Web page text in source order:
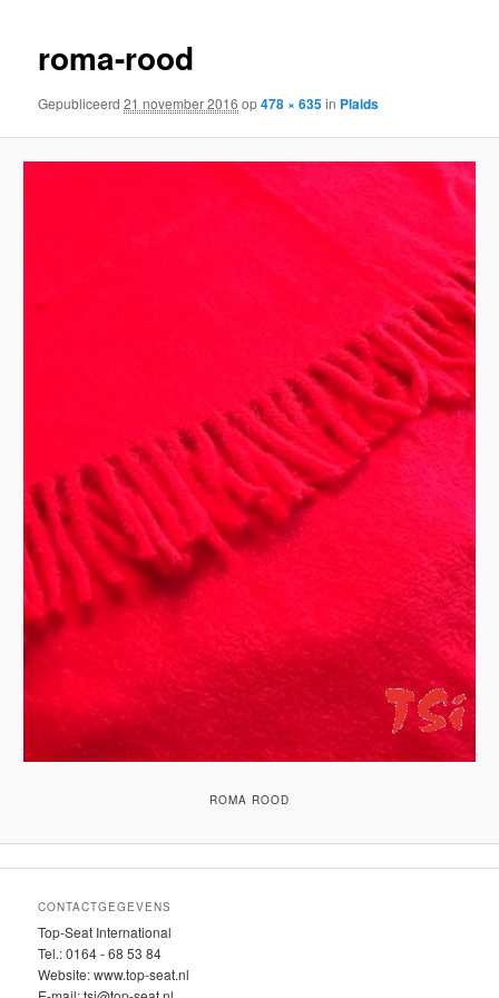
roma-rood
Gepubliceerd21 november 2016 op478 × 635in Plaids
ROMA ROOD
CONTACTGEGEVENS
Top-Seat International
Tel.: 0164 - 68 53 84
Website: www.top-seat.nl